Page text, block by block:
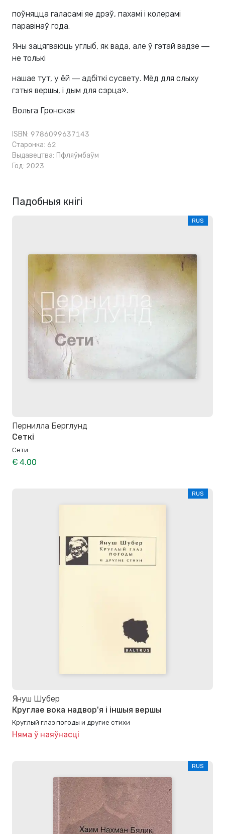
поўняцца галасамі яе дрэў, пахамі і колерамі
паравінаў года.
Яны зацягваюць углыб, як вада, але ў гэтай вадзе ―
не толькі
нашае тут, у ёй ― адбіткі сусвету. Мёд для слыху
гэтыя вершы, і дым для сэрца».
Вольга Гронская
ISBN: 9786099637143
Старонка: 62
Выдавецтва: Пфляўмбаўм
Год: 2023
Падобныя кнігі
RUS
Пернилла Берглунд
Сеткі
Сети
€ 4.00
RUS
Януш Шубер
Круглае вока надвор'я і іншыя вершы
Круглый глаз погоды и другие стихи
Няма ў наяўнасці
RUS